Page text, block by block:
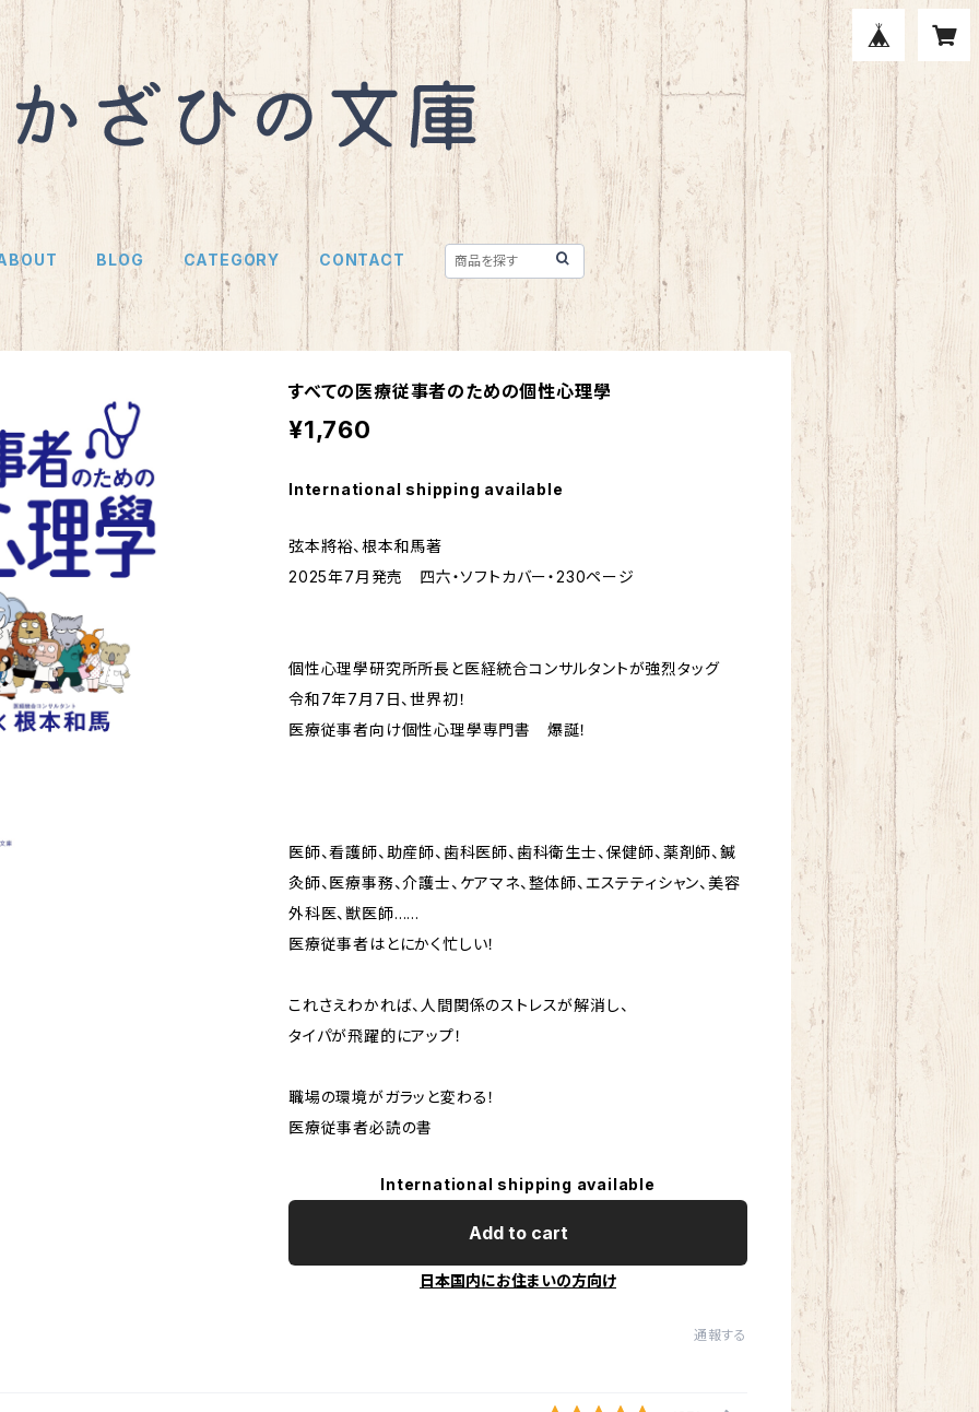
BLOG CATEGORY CONTACT
すべての医療従事者のための個性心理學
¥1,760
International shipping available
弦本將裕、根本和馬著
2025年7月発売 四六・ソフトカバー・230ページ
個性心理學研究所所長と医経統合コンサルタントが強烈タッグ
令和7年7月7日、世界初！
医療従事者向け個性心理學専門書 爆誕！
医師、看護師、助産師、歯科医師、歯科衛生士、保健師、薬剤師、鍼
灸師、医療事務、介護士、ケアマネ、整体師、エステティシャン、美容
外科医、獣医師……
医療従事者はとにかく忙しい！
これさえわかれば、人間関係のストレスが解消し、
タイパが飛躍的にアップ！
職場の環境がガラッと変わる！
医療従事者必読の書
International shipping available
Add to cart
日本国内にお住まいの方向け
通報する